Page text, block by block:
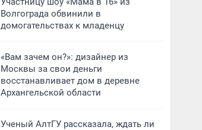
Волгограда обвинили в
домогательствах к младенцу
«Вам зачем он?»: дизайнер из
Москвы за свои деньги
восстанавливает дом в деревне
Архангельской области
Ученый АлтГУ рассказала, ждать ли